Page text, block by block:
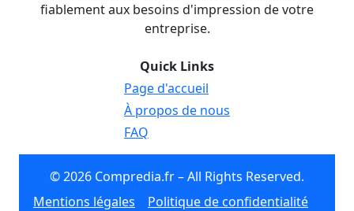
fiablement aux besoins d'impression de votre
entreprise.
Quick Links
Page d'accueil
À propos de nous
FAQ
© 2026 Compredia.fr – All Rights Reserved.
Mentions légales
Politique de confidentialité